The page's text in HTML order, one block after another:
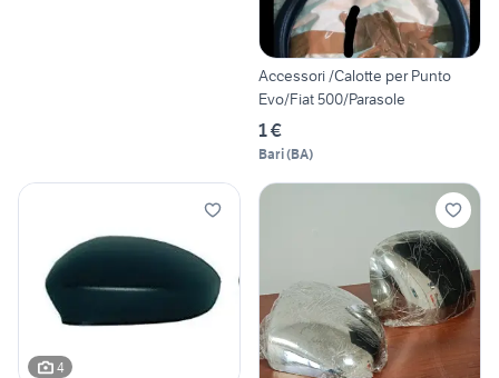
Accessori /Calotte per Punto
Evo/Fiat 500/Parasole
1 €
Bari(BA)
4